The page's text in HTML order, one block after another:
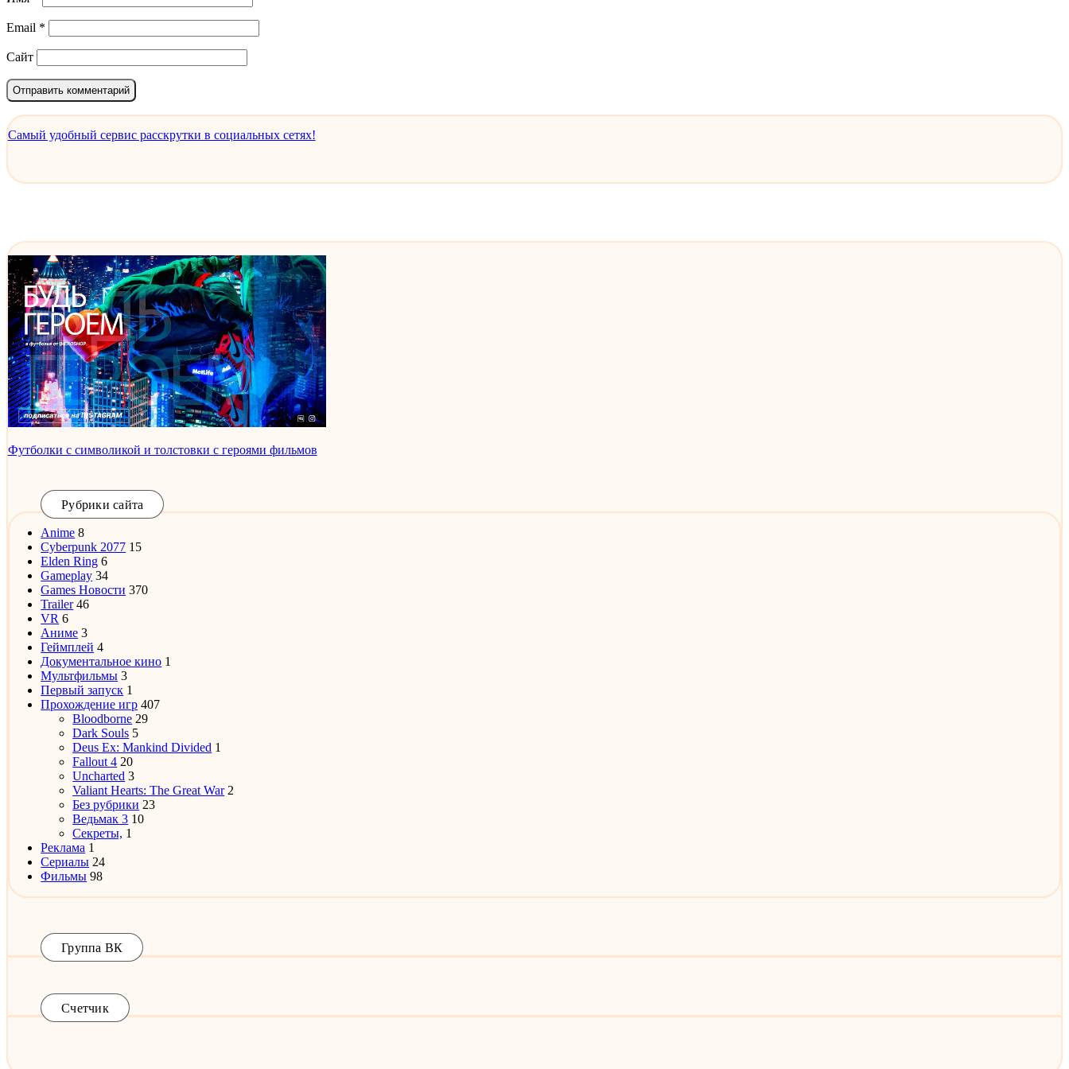
Email *
Сайт
Самый удобный сервис расскрутки в социальных сетях!
Футболки с символикой и толстовки с героями фильмов
Рубрики сайта
Anime 8
Cyberpunk 2077 15
Elden Ring 6
Gameplay 34
Games Новости 370
Trailer 46
VR 6
Аниме 3
Геймплей 4
Документальное кино 1
Мультфильмы 3
Первый запуск 1
Прохождение игр 407
Bloodborne 29
Dark Souls 5
Deus Ex: Mankind Divided 1
Fallout 4 20
Uncharted 3
Valiant Hearts: The Great War 2
Без рубрики 23
Ведьмак 3 10
Секреты, 1
Реклама 1
Сериалы 24
Фильмы 98
Группа ВК
Счетчик